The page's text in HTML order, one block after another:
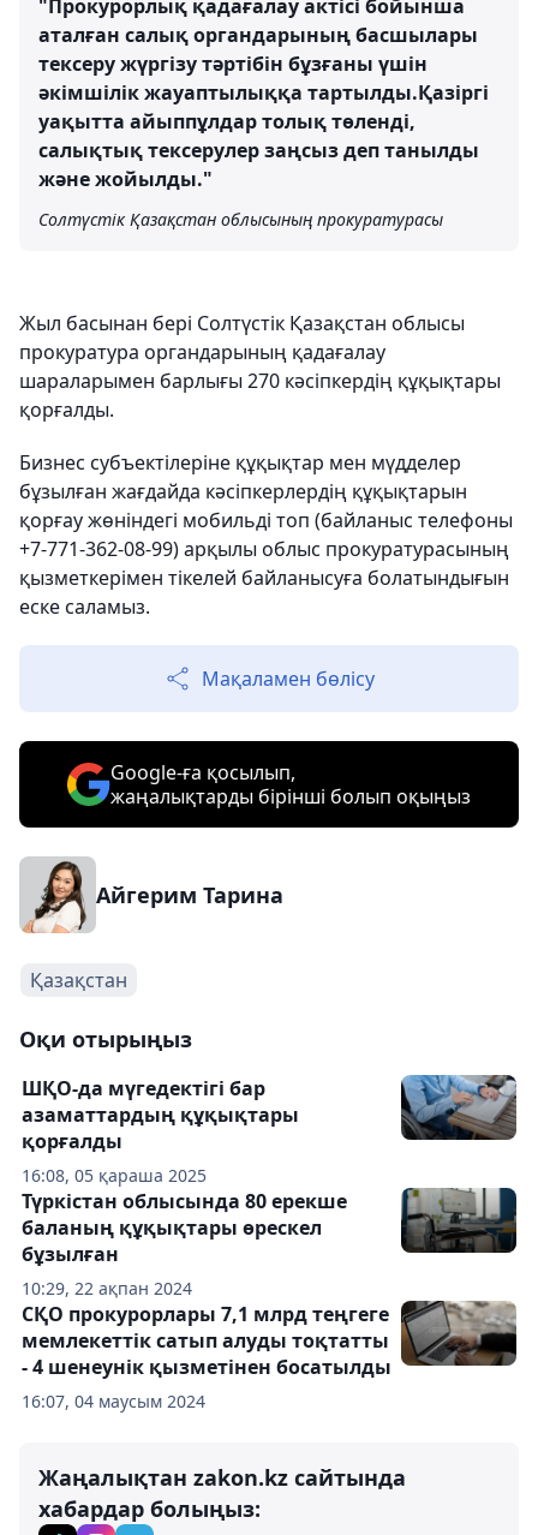
"Прокурорлық қадағалау актісі бойынша
аталған салық органдарының басшылары
тексеру жүргізу тәртібін бұзғаны үшін
әкімшілік жауаптылыққа тартылды.Қазіргі
уақытта айыппұлдар толық төленді,
салықтық тексерулер заңсыз деп танылды
және жойылды."
Солтүстік Қазақстан облысының прокуратурасы
Жыл басынан бері Солтүстік Қазақстан облысы
прокуратура органдарының қадағалау
шараларымен барлығы 270 кәсіпкердің құқықтары
қорғалды.
Бизнес субъектілеріне құқықтар мен мүдделер
бұзылған жағдайда кәсіпкерлердің құқықтарын
қорғау жөніндегі мобильді топ (байланыс телефоны
+7-771-362-08-99) арқылы облыс прокуратурасының
қызметкерімен тікелей байланысуға болатындығын
еске саламыз.
Мақаламен бөлісу
Google-ға қосылып,
жаңалықтарды бірінші болып оқыңыз
Айгерим Тарина
Қазақстан
Оқи отырыңыз
16:08, 05 қараша 2025
ШҚО-да мүгедектігі бар
азаматтардың құқықтары
қорғалды
10:29, 22 ақпан 2024
Түркістан облысында 80 ерекше
баланың құқықтары өрескел
бұзылған
16:07, 04 маусым 2024
СҚО прокурорлары 7,1 млрд теңгеге
мемлекеттік сатып алуды тоқтатты
- 4 шенеунік қызметінен босатылды
Жаңалықтан zakon.kz сайтында
хабардар болыңыз: